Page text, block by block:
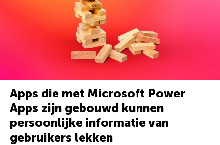
Apps die met Microsoft Power
Apps zijn gebouwd kunnen
persoonlijke informatie van
gebruikers lekken